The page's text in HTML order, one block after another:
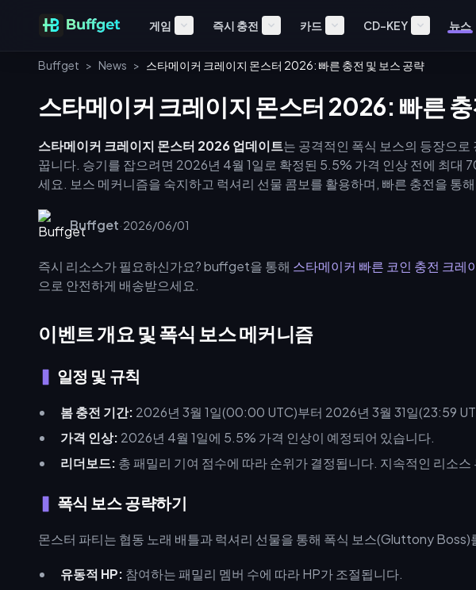
게임 즉시 충전 카드 CD-KEY 뉴스
Buffget > News > 스타메이커 크레이지 몬스터 2026: 빠른 충전 및 보스 공략
스타메이커 크레이지 몬스터 2026: 빠른
스타메이커 크레이지 몬스터 2026 업데이트는 공격적인 폭식 보스의 등장으
꿉니다. 승기를 잡으려면 2026년 4월 1일로 확정된 5.5% 가격 인상 전에 최대
세요. 보스 메커니즘을 숙지하고 럭셔리 선물 콤보를 활용하며, 빠른 충전을 통
Buffget·2026/06/01
즉시 리소스가 필요하신가요? buffget을 통해 스타메이커 빠른 코인 충전 크레
으로 안전하게 배송받으세요.
이벤트 개요 및 폭식 보스 메커니즘
일정 및 규칙
봄 충전 기간: 2026년 3월 1일(00:00 UTC)부터 2026년 3월 31일(23:59
가격 인상: 2026년 4월 1일에 5.5% 가격 인상이 예정되어 있습니다.
리더보드: 총 패밀리 기여 점수에 따라 순위가 결정됩니다. 지속적인 리소
폭식 보스 공략하기
몬스터 파티는 협동 노래 배틀과 럭셔리 선물을 통해 폭식 보스(Gluttony Boss)
유동적 HP: 참여하는 패밀리 멤버 수에 따라 HP가 조절됩니다.